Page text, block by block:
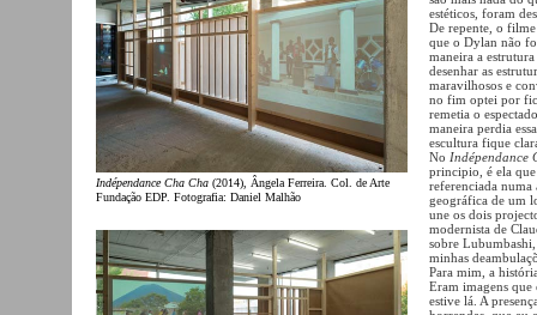
Indépendance Cha Cha (2014), Ângela Ferreira. Col. de Arte
Fundação EDP. Fotografia: Daniel Malhão
estéticos, foram
De repente, o
que o Dylan não
maneira a
desenhar as
maravilhosos e
no fim optei por
remetia o
maneira perdia
escultura fique
No Indépendance
principio, é ela
referenciada numa
geográfica de um
une os dois
modernista de
sobre
minhas
Para mim, a
Eram imagens que
estive lá. A